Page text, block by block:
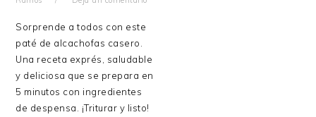
Sorprende a todos con este
paté de alcachofas casero.
Una receta exprés, saludable
y deliciosa que se prepara en
5 minutos con ingredientes
de despensa. ¡Triturar y listo!